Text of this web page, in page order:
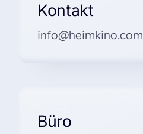
Kontakt
info@heimkino.com
Büro